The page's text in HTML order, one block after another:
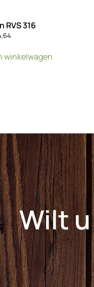
RVS 316
winkelwagen
Wilt